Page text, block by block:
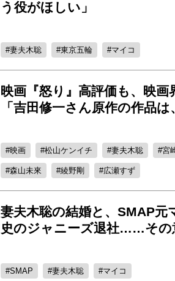
う役がほしい」
妻夫木聡 東京五輪 マイコ
映画『怒り』高評価も、映画
「吉田修一さん原作の作品
映画 松山ケンイチ 妻夫木聡 宮
森山未來 綾野剛 広瀬すず
妻夫木聡の結婚と、SMAP元
史のジャニーズ退社……その
SMAP 妻夫木聡 マイコ